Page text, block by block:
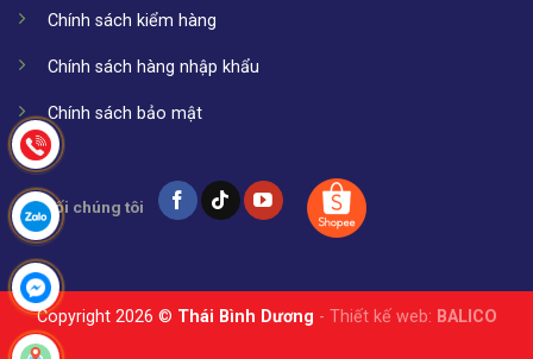
Chính sách kiểm hàng
Chính sách hàng nhập khẩu
Chính sách bảo mật
Kết nối chúng tôi
Copyright 2026 © Thái Bình Dương - Thiết kế web: BALICO